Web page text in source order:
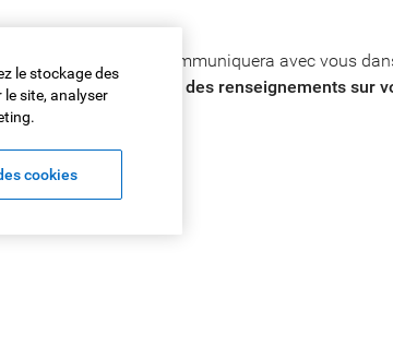
en assurance communiquera avec vous
appelez pour obtenir des renseignements sur
le stockage des
site, analyser
cookies